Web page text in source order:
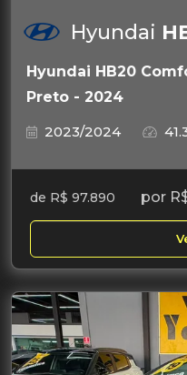
Hyundai
Hyundai HB20
Preto - 2024
2023/2024
de R$ 97.890 por